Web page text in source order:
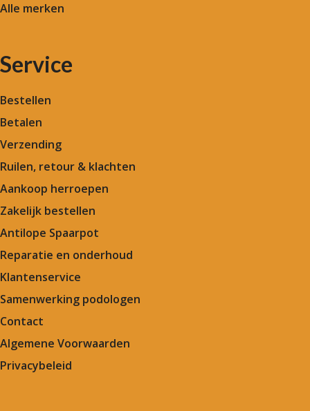
Alle merken
Service
Bestellen
Betalen
Verzending
Ruilen, retour & klachten
Aankoop herroepen
Zakelijk bestellen
Antilope Spaarpot
Reparatie en onderhoud
Klantenservice
Samenwerking podologen
Contact
Algemene Voorwaarden
Privacybeleid